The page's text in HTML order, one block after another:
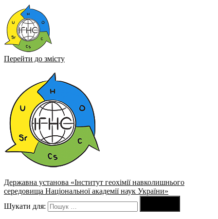
Перейти до змісту
Державна установа «Інститут геохімії навколишнього
середовища Національної академії наук України»
Шукати для: